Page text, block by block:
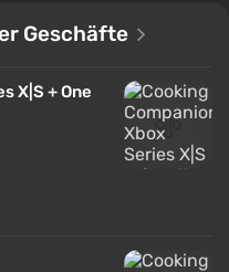
gewöhnliche
Entscheidungen
zwischen den
der Handlung, die
Enden führt.
Geschäfte
X|S + One